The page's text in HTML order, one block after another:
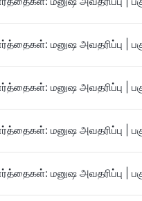
மனுஷ அவதரிப்பு |
மனுஷ அவதரிப்பு |
மனுஷ அவதரிப்பு |
மனுஷ அவதரிப்பு |